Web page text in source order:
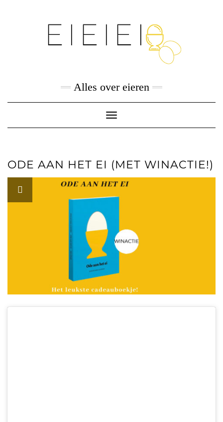
Alles over eieren
Toggle
Navigation
ODE AAN HET EI (MET WINACTIE!)